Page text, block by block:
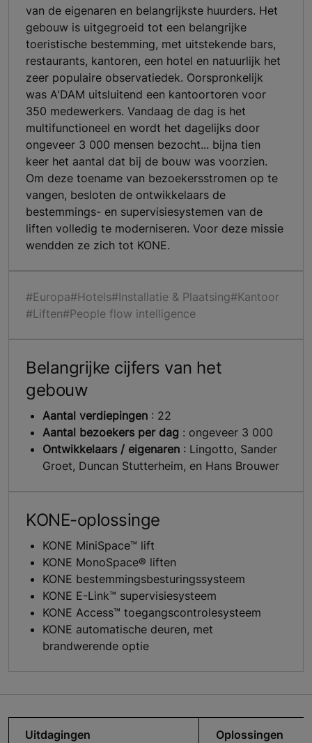
van de eigenaren en belangrijkste huurders. Het
gebouw is uitgegroeid tot een belangrijke
toeristische bestemming, met uitstekende bars,
restaurants, kantoren, een hotel en natuurlijk het
zeer populaire observatiedek. Oorspronkelijk
was A'DAM uitsluitend een kantoortoren voor
350 medewerkers. Vandaag de dag is het
multifunctioneel en wordt het dagelijks door
ongeveer 3 000 mensen bezocht... bijna tien
keer het aantal dat bij de bouw was voorzien.
Om deze toename van bezoekersstromen op te
vangen, besloten de ontwikkelaars de
bestemmings- en supervisiesystemen van de
liften volledig te moderniseren. Voor deze missie
wendden ze zich tot KONE.
#Europa#Hotels#Installatie & Plaatsing#Kantoor
#Liften#People flow intelligence
Belangrijke cijfers van het
gebouw
Aantal verdiepingen : 22
Aantal bezoekers per dag : ongeveer 3 000
Ontwikkelaars / eigenaren : Lingotto, Sander
Groet, Duncan Stutterheim, en Hans Brouwer
KONE-oplossinge
KONE MiniSpace™ lift
KONE MonoSpace® liften
KONE bestemmingsbesturingssysteem
KONE E-Link™ supervisiesysteem
KONE Access™ toegangscontrolesysteem
KONE automatische deuren, met
brandwerende optie
Uitdagingen Oplossingen